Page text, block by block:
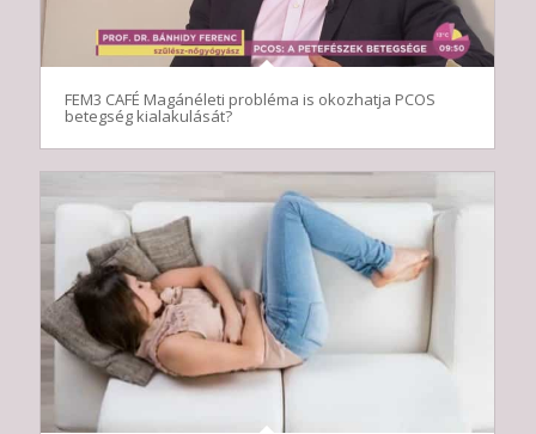
FEM3 CAFÉ Magánéleti probléma is okozhatja PCOS
betegség kialakulását?